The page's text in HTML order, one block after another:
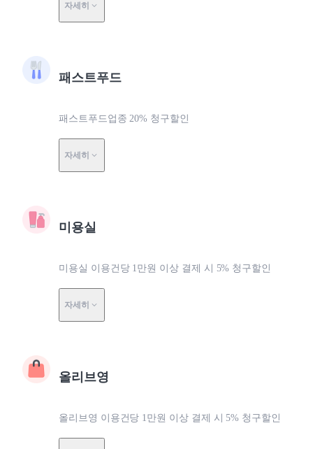
자세히
패스트푸드
패스트푸드업종 20% 청구할인
자세히
미용실
미용실 이용건당 1만원 이상 결제 시 5% 청구할인
자세히
올리브영
올리브영 이용건당 1만원 이상 결제 시 5% 청구할인